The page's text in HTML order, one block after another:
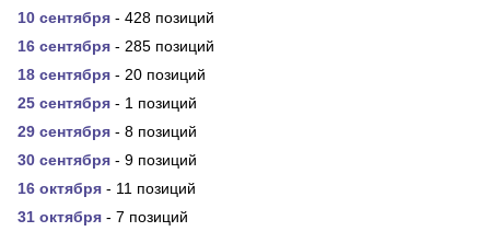
10 сентября - 428 позиций
16 сентября - 285 позиций
18 сентября - 20 позиций
25 сентября - 1 позиций
29 сентября - 8 позиций
30 сентября - 9 позиций
16 октября - 11 позиций
31 октября - 7 позиций